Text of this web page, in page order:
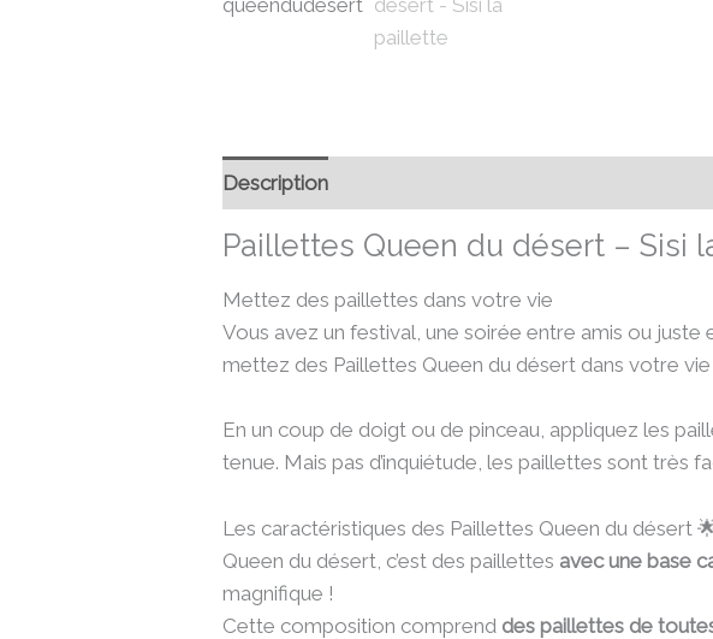
Description
Paillettes Queen du désert – Sisi
Mettez des paillettes dans votre vie
Vous avez un festival, une soirée entre amis ou
mettez des Paillettes Queen du désert dans votre vie
En un coup de doigt ou de pinceau, appliquez les
tenue. Mais pas d’inquiétude, les paillettes sont très
Les caractéristiques des Paillettes Queen du désert
Queen du désert, c’est des paillettes avec une base
magnifique !
Cette composition comprend des paillettes de